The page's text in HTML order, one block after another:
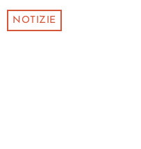
NOTIZIE